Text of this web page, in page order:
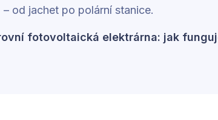
– od jachet po polární stanice.
fotovoltaická elektrárna: jak